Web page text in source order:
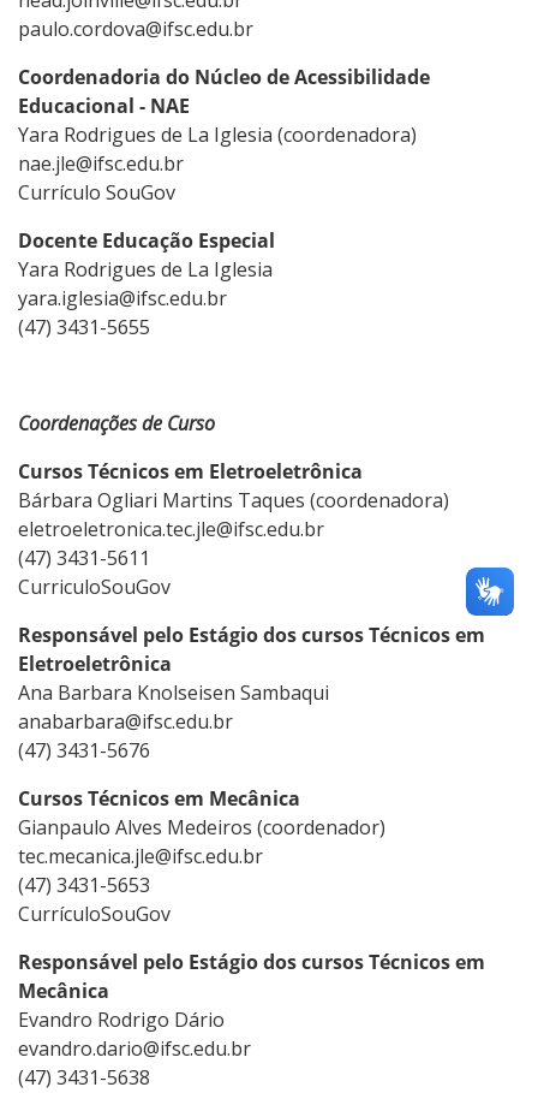
paulo.cordova@ifsc.edu.br
Coordenadoria do Núcleo de Acessibilidade
Educacional - NAE
Yara Rodrigues de La Iglesia (coordenadora)
nae.jle@ifsc.edu.br
Currículo SouGov
Docente Educação Especial
Yara Rodrigues de La Iglesia
yara.iglesia@ifsc.edu.br
(47) 3431-5655
Coordenações de Curso
Cursos Técnicos em Eletroeletrônica
Bárbara Ogliari Martins Taques (coordenadora)
eletroeletronica.tec.jle@ifsc.edu.br
(47) 3431-5611
CurriculoSouGov
Responsável pelo Estágio dos cursos Técnicos em
Eletroeletrônica
Ana Barbara Knolseisen Sambaqui
anabarbara@ifsc.edu.br
(47) 3431-5676
Cursos Técnicos em Mecânica
Gianpaulo Alves Medeiros (coordenador)
tec.mecanica.jle@ifsc.edu.br
(47) 3431-5653
CurrículoSouGov
Responsável pelo Estágio dos cursos Técnicos em
Mecânica
Evandro Rodrigo Dário
evandro.dario@ifsc.edu.br
(47) 3431-5638